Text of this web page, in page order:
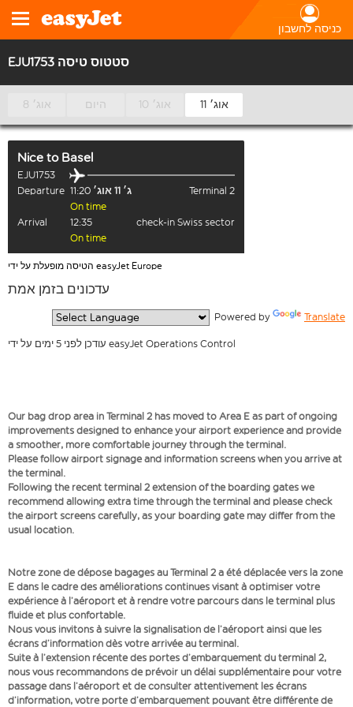
כניסה לחשבון
EJU1753 סטטוס טיסה
8 אוג׳ היום 10 אוג׳ 11 אוג׳
Nice to Basel
EJU1753
Departure 11:20 ג׳ 11 אוג׳
Terminal 2
On time
Arrival
12:35
check-in Swiss sector
On time
הטיסה מופעלת על ידי easyJet Europe
עדכונים בזמן אמת
Powered by Translate
עודכן לפני 5 ימים על ידי easyJet Operations Control
Our bag drop area in Terminal 2 has moved to Area E as part of ongoing
improvements designed to enhance your airport experience and provide
a smoother, more comfortable journey through the terminal.
Please follow airport signage and information screens when you arrive at
the terminal.
Following the recent terminal 2 extension of the boarding gates we
recommend allowing extra time through the terminal and please check
the airport screens carefully, as your boarding gate may differ from the
usual location.
Notre zone de dépose bagages au Terminal 2 a été déplacée vers la zone
E dans le cadre des améliorations continues visant à optimiser votre
expérience à l’aéroport et à rendre votre parcours dans le terminal plus
fluide et plus confortable.
Nous vous invitons à suivre la signalisation de l’aéroport ainsi que les
écrans d’information dès votre arrivée au terminal.
Suite à l’extension récente des portes d’embarquement du terminal 2,
nous vous recommandons de prévoir un délai supplémentaire pour votre
passage dans l’aéroport et de consulter attentivement les écrans
d’information, votre porte d’embarquement pouvant être différente de